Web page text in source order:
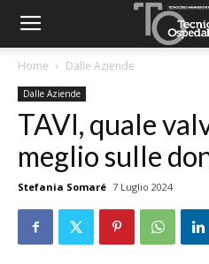
Home Dalle Aziende
Dalle Aziende
TAVI, quale
meglio sulle
Stefania Somaré 7 Luglio 2024